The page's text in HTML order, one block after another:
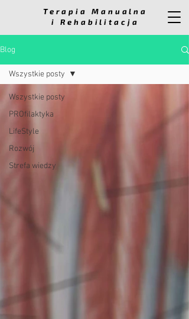
Terapia Manualna
i Rehabilitacja
Blog
Wszystkie posty
PROfilaktyka
LifeStyle
Rozwój
Strefa wiedzy
Wszystkie posty